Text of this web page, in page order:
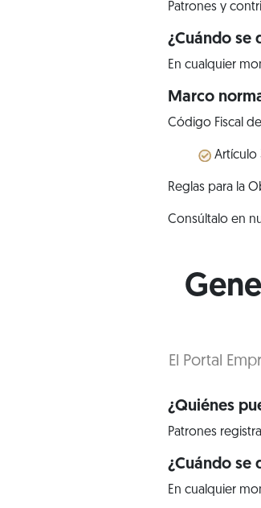
Patrones y
¿Cuándo se
En cualquier
Marco
Código Fiscal
Artículo
Reglas para la
Consúltalo en
El Portal
¿Quiénes
Patrones
¿Cuándo se
En cualquier